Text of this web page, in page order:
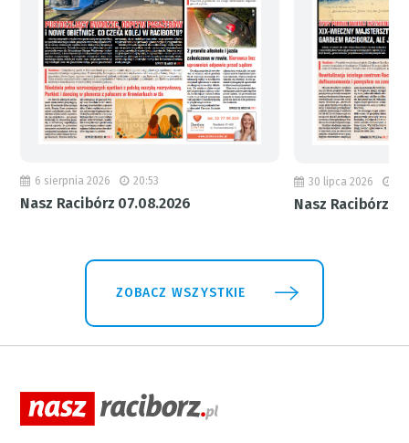
6 sierpnia 2026 20:53
Nasz Racibórz 07.08.2026
30 lipca 2026
Nasz Racibórz
ZOBACZ WSZYSTKIE